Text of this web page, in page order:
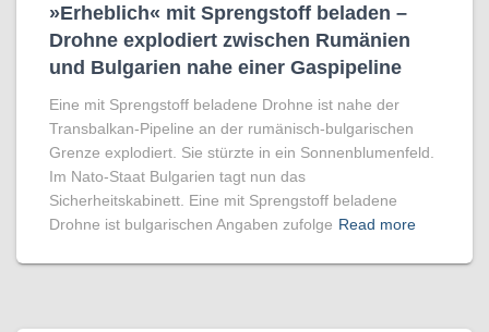
»Erheblich« mit Sprengstoff beladen –
Drohne explodiert zwischen Rumänien
und Bulgarien nahe einer Gaspipeline
Eine mit Sprengstoff beladene Drohne ist nahe der
Transbalkan-Pipeline an der rumänisch-bulgarischen
Grenze explodiert. Sie stürzte in ein Sonnenblumenfeld.
Im Nato-Staat Bulgarien tagt nun das
Sicherheitskabinett. Eine mit Sprengstoff beladene
Drohne ist bulgarischen Angaben zufolge Read more